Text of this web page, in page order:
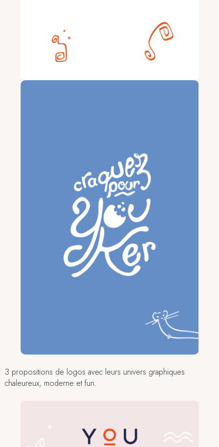
3 propositions de logos avec leurs univers graphiques
chaleureux, moderne et fun.